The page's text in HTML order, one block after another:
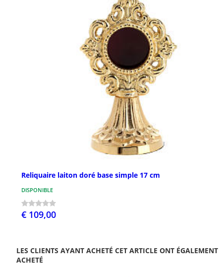
Reliquaire laiton doré base simple 17 cm
DISPONIBLE
€ 109,00
LES CLIENTS AYANT ACHETÉ CET ARTICLE ONT ÉGALEMENT
ACHETÉ